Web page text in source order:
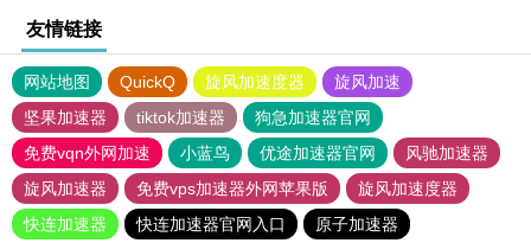
友情链接
网站地图 QuickQ 旋风加速度器
旋风加速
坚果加速器
tiktok加速器
狗急加速器官网
免费vqn外网加速
小蓝鸟 优途加速器官网
风驰加速器
旋风加速器
免费vps加速器外网苹果版
旋风加速度器
快连加速器
快连加速器官网入口 原子加速器